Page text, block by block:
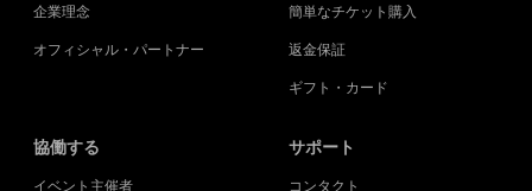
企業理念
オフィシャル・パートナー
簡単なチケット購入
返金保証
ギフト・カード
協働する
イベント主催者
サポート
コンタクト